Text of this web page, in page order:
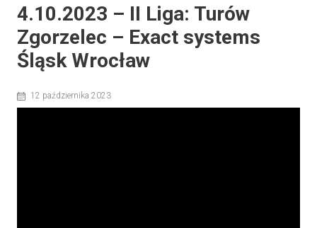
4.10.2023 – II Liga: Turów
Zgorzelec – Exact systems
Śląsk Wrocław
12 października 2023